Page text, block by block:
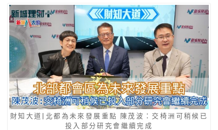
財知大道|北都為未來發展重點 陳茂波：交椅洲可稍候已
投入部分研究會繼續完成